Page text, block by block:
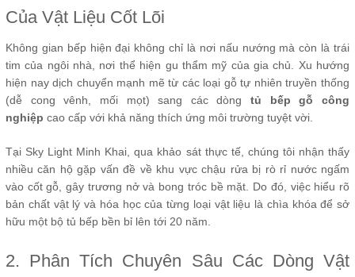
Của Vật Liệu Cốt Lõi
Không gian bếp hiện đại không chỉ là nơi nấu nướng mà còn là trái
tim của ngôi nhà, nơi thể hiện gu thẩm mỹ của gia chủ. Xu hướng
hiện nay dịch chuyển mạnh mẽ từ các loại gỗ tự nhiên truyền thống
(dễ cong vênh, mối mọt) sang các dòngtủ bếp gỗ công
nghiệp cao cấp với khả năng thích ứng môi trường tuyệt vời.
Tại Sky Light Minh Khai, qua khảo sát thực tế, chúng tôi nhận thấy
nhiều căn hộ gặp vấn đề về khu vực chậu rửa bị rò rỉ nước ngấm
vào cốt gỗ, gây trương nở và bong tróc bề mặt. Do đó, việc hiểu rõ
bản chất vật lý và hóa học của từng loại vật liệu là chìa khóa để sở
hữu một bộ tủ bếp bền bỉ lên tới 20 năm.
2. Phân Tích Chuyên Sâu Các Dòng Vật